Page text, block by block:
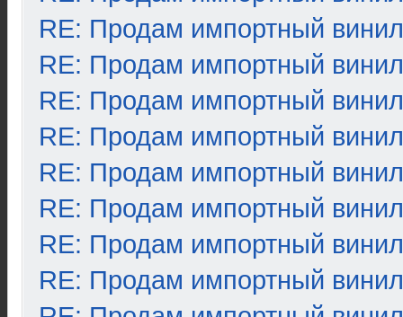
RE: Продам импортный винил
RE: Продам импортный винил
RE: Продам импортный винил
RE: Продам импортный винил
RE: Продам импортный винил
RE: Продам импортный винил
RE: Продам импортный винил
RE: Продам импортный винил